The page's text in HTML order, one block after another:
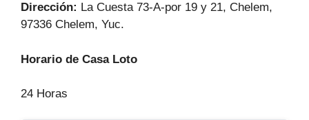
Dirección: La Cuesta 73-A-por 19 y 21, Chelem,
97336 Chelem, Yuc.
Horario de Casa Loto
24 Horas